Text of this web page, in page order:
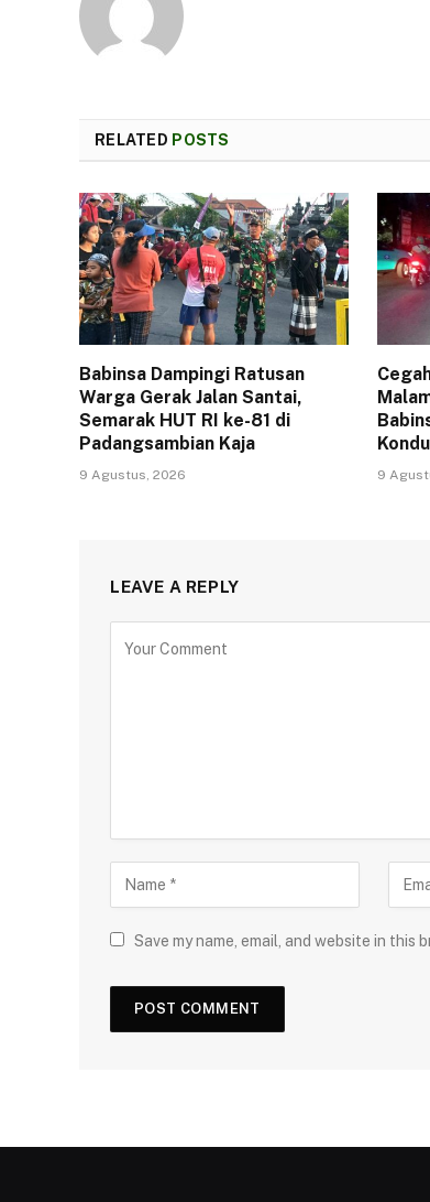
RELATED POSTS
Babinsa Dampingi Ratusan
Warga Gerak Jalan Santai,
Semarak HUT RI ke-81 di
Padangsambian Kaja
9 Agustus, 2026 9
LEAVE A REPLY
Save my name, email, and website in this